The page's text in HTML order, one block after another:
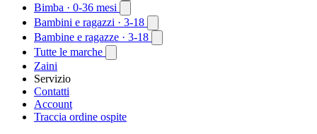
Bimba · 0-36 mesi
Bambini e ragazzi · 3-18
Bambine e ragazze · 3-18
Tutte le marche
Zaini
Servizio
Contatti
Account
Traccia ordine ospite